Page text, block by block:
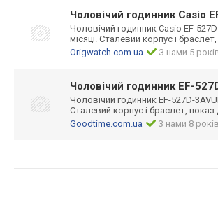
Чоловічий годинник Casio
Чоловічий годинник Casio EF-
місяці. Сталевий корпус і
Origwatch.com.ua
З нами 5
Чоловічий годинник EF-
Чоловічий годинник EF-527D-
Сталевий корпус і браслет, показ
Goodtime.com.ua
З нами 8 років